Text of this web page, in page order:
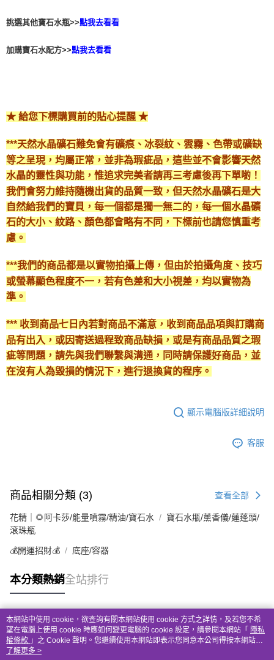
挑選其他寶石水瓶>>點我去看看
加購寶石水配方>>點我去看看
★ 給您下標購買前的貼心提醒 ★
***天然水晶礦石難免會有礦痕、冰裂紋、雲霧、色帶或礦缺
等之呈現，均屬正常，並非為瑕疵品，這些並不會影響天然
水晶的靈性與功能，惟追求完美者請再三考慮後再下單喲！
我們會努力維持隨機出貨的品質一致，但天然水晶礦石是大
自然給我們的寶貝，每一個都是獨一無二的，每一個水晶礦
石的大小、紋路、顏色都會略有不同，下標前也請您慎重考
慮。
***我們的商品都是以實物拍攝上傳，但由於拍攝角度、技巧
或螢幕顯色程度不一，若有色差和大小視差，均以實物為
準。
*** 收到商品七日內若對商品不滿意，收到商品品項與訂購商
品有出入，或因寄送過程致商品缺損，或是有商品品質之瑕
疵等問題，請先與我們聯繫與溝通，同時請保護好商品，並
在沒有人為毀損的情況下，進行退換貨的程序。
顯示電腦版詳細說明
客服
商品相關分類 (3) 查看全部
花精｜🌻阿卡莎/能量噴霧/精油/寶石水
寶石水甁/薰香儀/蓮蓬頭/
滾珠瓶
💰開運招財💰 底座/容器
本分類熱銷全站排行
熱門標籤
本網站中使用 cookie，欲查詢有關本網站使用 cookie 方式之詳情，及若您不希
望在電腦上使用 cookie 時應如何變更電腦的 cookie 設定，請參閱本網站「 隱私
權條款 」之 Cookie 聲明。您繼續使用本網站即表示您同意本公司得按本網站使
用條款之 Cookie 聲明使用 cookie。
了解更多 >